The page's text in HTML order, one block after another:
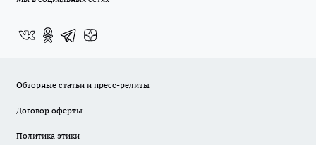
Обзорные статьи и пресс-релизы
Договор оферты
Политика этики